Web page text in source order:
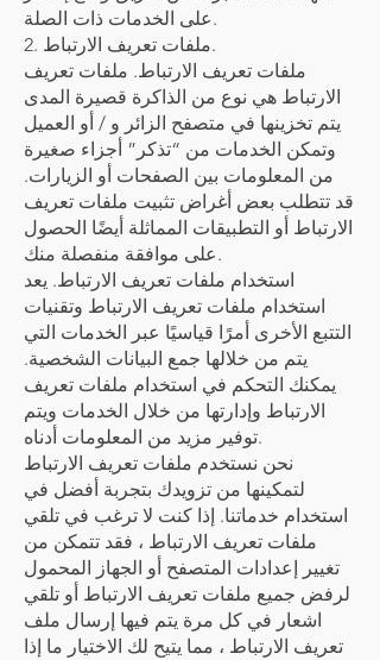
على الخدمات ذات الصلة.
2. ملفات تعريف الارتباط.
ملفات تعريف الارتباط. ملفات تعريف
الارتباط هي نوع من الذاكرة قصيرة المدى
يتم تخزينها في متصفح الزائر و / أو العميل
وتمكن الخدمات من “تذكر” أجزاء صغيرة
من المعلومات بين الصفحات أو الزيارات.
قد تتطلب بعض أغراض تثبيت ملفات تعريف
الارتباط أو التطبيقات المماثلة أيضًا الحصول
على موافقة منفصلة منك.
استخدام ملفات تعريف الارتباط. يعد
استخدام ملفات تعريف الارتباط وتقنيات
التتبع الأخرى أمرًا قياسيًا عبر الخدمات التي
يتم من خلالها جمع البيانات الشخصية.
يمكنك التحكم في استخدام ملفات تعريف
الارتباط وإدارتها من خلال الخدمات ويتم
توفير مزيد من المعلومات أدناه.
نحن نستخدم ملفات تعريف الارتباط
لتمكينها من تزويدك بتجربة أفضل في
استخدام خدماتنا. إذا كنت لا ترغب في تلقي
ملفات تعريف الارتباط ، فقد تتمكن من
تغيير إعدادات المتصفح أو الجهاز المحمول
لرفض جميع ملفات تعريف الارتباط أو تلقي
اشعار في كل مرة يتم فيها إرسال ملف
تعريف الارتباط ، مما يتيح لك الاختيار ما إذا